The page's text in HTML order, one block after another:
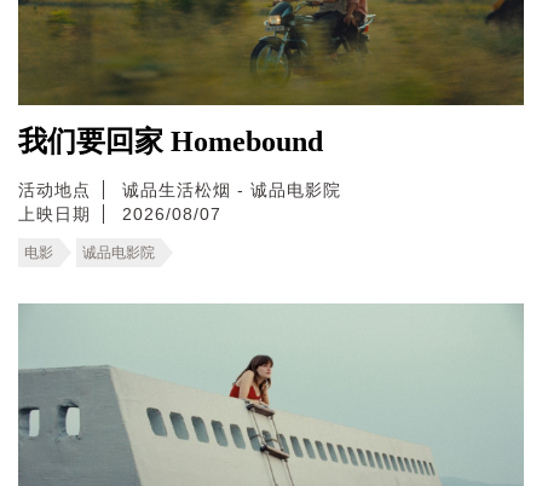
我们要回家 Homebound
活动地点
诚品生活松烟 - 诚品电影院
上映日期
2026/08/07
电影 诚品电影院